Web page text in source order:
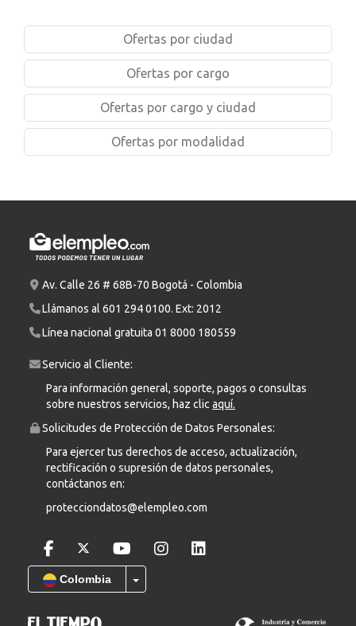
Ofertas por ciudad
Ofertas por cargo
Ofertas por cargo y ciudad
Ofertas por modalidad
Av. Calle 26 # 68B-70 Bogotá - Colombia
Llámanos al 601 294 0100. Ext: 2012
Línea nacional gratuita 01 8000 180559
Servicio al Cliente:
Para información general, soporte, pagos o consultas
sobre nuestros servicios, haz clicaquí.
Solicitudes de Protección de Datos Personales:
Para ejercer tus derechos de acceso, actualización,
rectificación o supresión de datos personales,
contáctanos en:
protecciondatos@elempleo.com
Colombia